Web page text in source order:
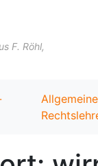
F. Röhl,
Allgemeine